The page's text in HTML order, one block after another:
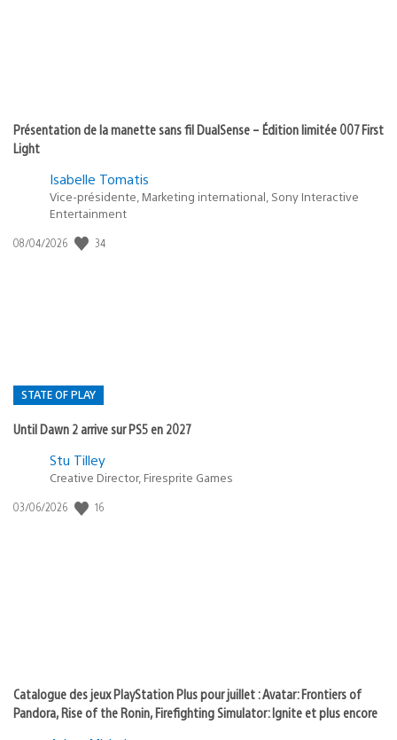
Présentation de la manette sans fil DualSense – Édition limitée 007 First
Light
Isabelle Tomatis
Vice-présidente, Marketing international, Sony Interactive
Entertainment
Date
08/04/2026 34
STATE OF PLAY
Until Dawn 2 arrive sur PS5 en 2027
Postée
:
Stu Tilley
Creative Director, Firesprite Games
Date
03/06/2026 16
Catalogue des jeux PlayStation Plus pour juillet : Avatar: Frontiers of
Pandora, Rise of the Ronin, Firefighting Simulator: Ignite et plus encore